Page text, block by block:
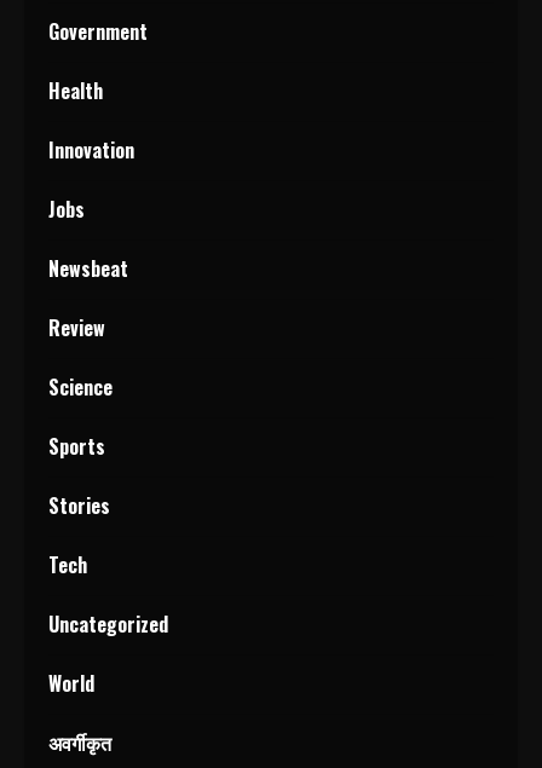
Government
Health
Innovation
Jobs
Newsbeat
Review
Science
Sports
Stories
Tech
Uncategorized
World
अवर्गीकृत